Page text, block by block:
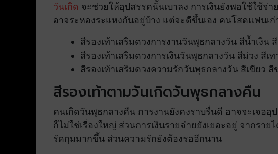
วันเกิด จะช่วยให้อุปสรรคนั้นเบาลง การเงินยังพอใช้ใช้
อาจระหองระแหงกันอยู่บ้าง แต่จะดีขึ้นเอง คนโสดแฟนเ
สีรองเท้าเสริมดวงการงานวันพุธกลางวัน สีน้ำเงิน
สีรองเท้าเสริมดวงการเงินวันพุธกลางวัน สีม่วง สีเท
สีรองเท้าเสริมดวงความรักวันพุธกลางวัน สีเขียว สี
สีรองเท้าตามวันเกิดวันพุธกลางคืน
คนเกิดวันพุธกลางคืน การงานยังคงราบรื่นดี อาจจะเจออุ
ก็ไม่ใช่เรื่องใหญ่ ส่วนการเงินรายจ่ายยังเยอะอยู่ จากรา
รัดกุมมากขึ้น ส่วนความรักยังต้องรออีกนาน